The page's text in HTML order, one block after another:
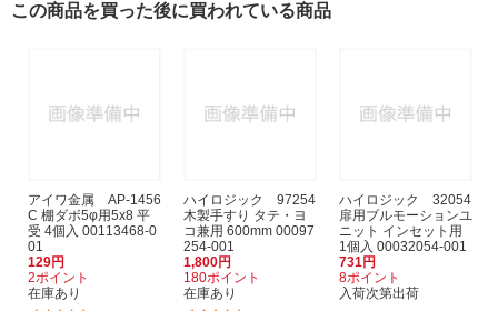
この商品を買った後に買われている商品
アイワ金属 AP-1456
C 棚ダボ5φ用5x8 平
受 4個入 00113468-0
01
129円
2ポイント
在庫あり
ハイロジック 97254
木製手すり タテ・ヨ
コ兼用 600mm 00097
254-001
1,800円
180ポイント
在庫あり
ハイロジック 32054
扉用ブルモーションユ
ニット インセット用
1個入 00032054-001
731円
8ポイント
入荷次第出荷